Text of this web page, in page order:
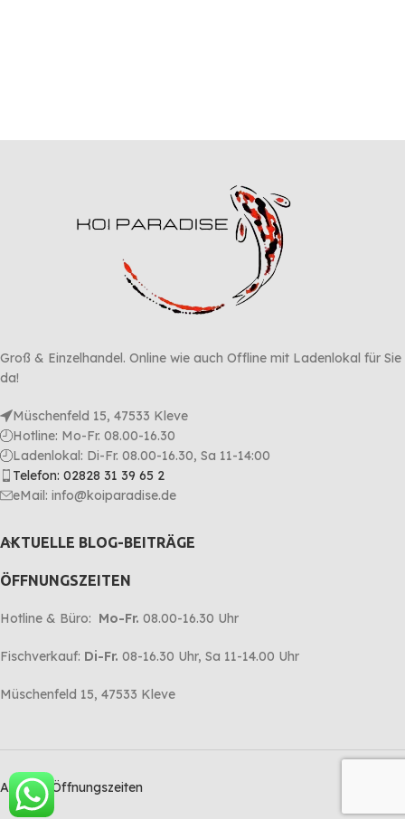
Groß & Einzelhandel. Online wie auch Offline mit Ladenlokal für Sie
da!
Müschenfeld 15, 47533 Kleve
Hotline: Mo-Fr. 08.00-16.30
Ladenlokal: Di-Fr. 08.00-16.30, Sa 11-14:00
Telefon: 02828 31 39 65 2
eMail: info@koiparadise.de
AKTUELLE BLOG-BEITRÄGE
ÖFFNUNGSZEITEN
Hotline & Büro: Mo-Fr. 08.00-16.30 Uhr
Fischverkauf: Di-Fr. 08-16.30 Uhr, Sa 11-14.00 Uhr
Müschenfeld 15, 47533 Kleve
Aktuelle Öffnungszeiten